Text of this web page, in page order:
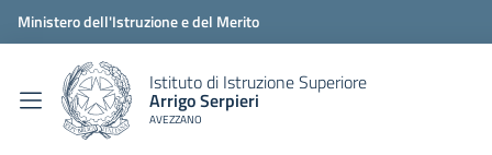
Ministero dell'Istruzione e del Merito
Istituto di Istruzione Superiore
Arrigo Serpieri
AVEZZANO